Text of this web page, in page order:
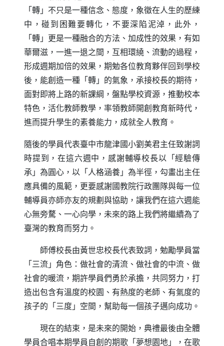
「轉」不只是一種信念、態度，象徵在人生的歷練
中，碰到困難要轉化，不要深陷泥淖，此外，
「轉」更是一種融合的方法、加成性的效果，有如
華爾滋，一進一退之間，互相環繞、流動的過程，
形成週期加倍的效果，期勉各位教育夥伴回到學校
後，能創造一種「轉」的氣象，承接校長的期待，
面對即將上路的新課綱，盤點學校資源，推動校本
特色，活化教師教學，率領教師開創教育新時代，
進而提升學生的素養能力，成就全人教育。
隨後的學員代表臺中市龍津國小劉美君主任致謝詞
時提到，在這六週中，感謝輔導校長以「經驗傳
承」為圓心，以「人格涵養」為半徑，勾畫出主任
應具備的風範，更要感謝國教院行政團隊與每一位
輔導員亦師亦友的規劃與協助，讓我們在這六週能
心無旁騖、一心向學，未來的路上我們將繼續為了
臺灣的教育而努力。
師傅校長由黃世忠校長代表致詞，勉勵學員當
「三流」角色：做社會的清流、做社會的中流、做
社會的暖流，期許學員們勇於承擔，共同努力，打
造出包含有溫度的校園、有熱度的老師、有氣度的
孩子的「三度」空間，幫助每一個孩子邁向成功。
現在的結束，是未來的開始，典禮最後由全體
學員合唱本期學員自創的期歌「夢想園地」，在歌